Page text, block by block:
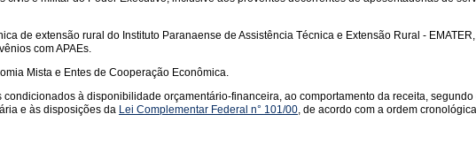
de extensão rural do Instituto Paranaense de Assistência Técnica e Extensão Rural -
com APAEs.
Mista e Entes de Coo­peração Econômica.
à dis­ponibilidade orçamentário-financeira, ao comporta­mento da receita,
e às disposições da Lei Complementar Federal n° 101/00, de acordo com a ordem